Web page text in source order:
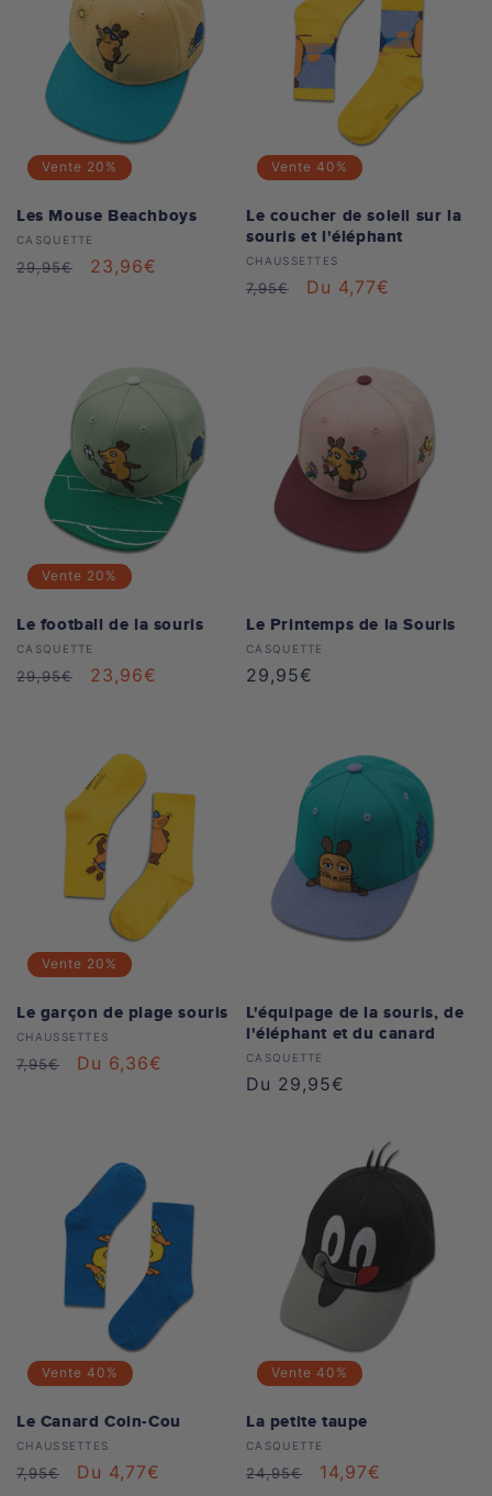
Vente 20%
Les Mouse Beachboys
Distributeur :
CASQUETTE
Prix
29,95€
Prix
23,96€
Vente 40%
Le coucher de soleil sur la
souris et l'éléphant
Distributeur :
CHAUSSETTES
Prix
7,95€
Prix
Du 4,77€
Vente 20%
Le football de la souris
Distributeur :
CASQUETTE
Prix
29,95€
Prix
23,96€
Le Printemps de la Souris
Distributeur :
CASQUETTE
Prix
29,95€
Vente 20%
Le garçon de plage souris
Distributeur :
CHAUSSETTES
Prix
7,95€
Prix
Du 6,36€
L'équipage de la souris, de
l'éléphant et du canard
Distributeur :
CASQUETTE
Prix
Du 29,95€
Vente 40%
Le Canard Coin-Cou
Distributeur :
CHAUSSETTES
Prix
7,95€
Prix
Du 4,77€
Vente 40%
La petite taupe
Distributeur :
CASQUETTE
Prix
24,95€
Prix
14,97€